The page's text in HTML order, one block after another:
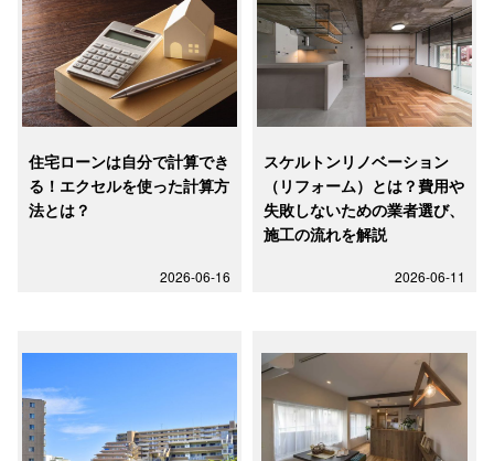
住宅ローンは自分で計算でき
る！エクセルを使った計算方
法とは？
2026-06-16
スケルトンリノベーション
（リフォーム）とは？費用や
失敗しないための業者選び、
施工の流れを解説
2026-06-11